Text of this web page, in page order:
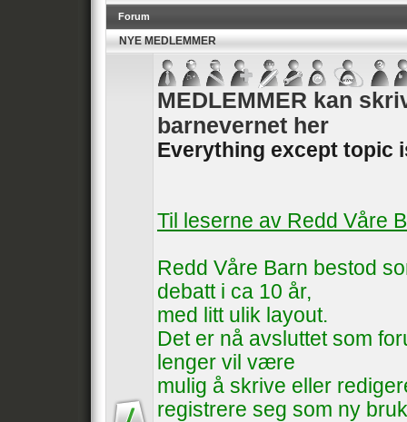
Forum
NYE MEDLEMMER
MEDLEMMER kan
barnevernet her
Everything except topic
Til leserne av Redd Våre
Redd Våre Barn bestod
debatt i ca 10 år,
med litt ulik layout.
Det er nå avsluttet som
lenger vil være
mulig å skrive eller
registrere seg som ny